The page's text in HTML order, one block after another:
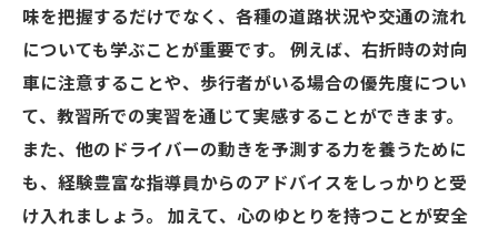
味を把握するだけでなく、各種の道路状況や交通の流れ
についても学ぶことが重要です。 例えば、右折時の対向
車に注意することや、歩行者がいる場合の優先度につい
て、教習所での実習を通じて実感することができます。
また、他のドライバーの動きを予測する力を養うために
も、経験豊富な指導員からのアドバイスをしっかりと受
け入れましょう。 加えて、心のゆとりを持つことが安全